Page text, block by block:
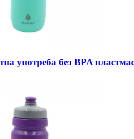
употреба без BPA